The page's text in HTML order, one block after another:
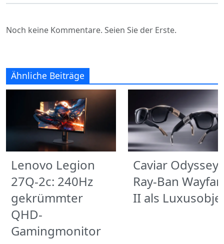
Noch keine Kommentare. Seien Sie der Erste.
Ähnliche Beiträge
Lenovo Legion
27Q-2c: 240Hz
gekrümmter
QHD-
Gamingmonitor
Caviar Odyssey:
Ray-Ban
II als